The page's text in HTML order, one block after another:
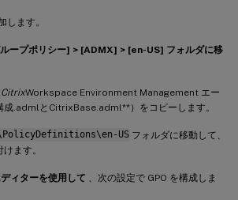
します。
ープポリシー] > [ADMX] > [en-US] フォルダに移
CitrixWorkspace Environment Management エー
成.admlとCitrixBase.adml**）をコピーします。
US フォルダに移動して、
ます。
ィターを使用して 、次の設定で GPO を構成しま